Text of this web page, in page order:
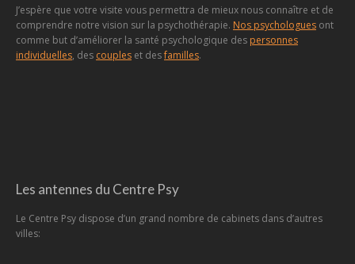
J’espère que votre visite vous permettra de mieux nous connaître et de
comprendre notre vision sur la psychothérapie. Nos psychologues ont
comme but d’améliorer la santé psychologique des personnes
individuelles, des couples et desfamilles.
Les antennes du Centre Psy
Le Centre Psy dispose d’un grand nombre de cabinets dans d’autres
villes: